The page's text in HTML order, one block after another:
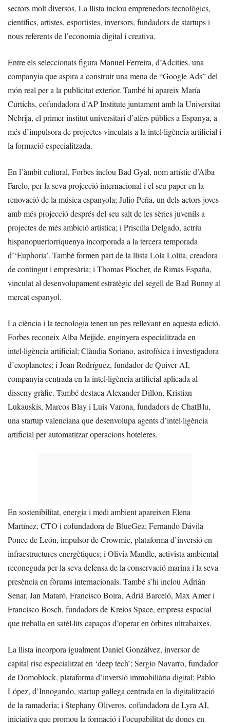
sectors molt diversos. La llista inclou emprenedors tecnològics,
científics, artistes, esportistes, inversors, fundadors de startups i
nous referents de l’economia digital i creativa.
Entre els seleccionats figura Manuel Ferreira, d’Adcities, una
companyia que aspira a construir una mena de “Google Ads” del
món real per a la publicitat exterior. També hi apareix María
Curtichs, cofundadora d’AP Institute juntament amb la Universitat
Nebrija, el primer institut universitari d’afers públics a Espanya, a
més d’impulsora de projectes vinculats a la intel·ligència artificial i
la formació especialitzada.
En l’àmbit cultural, Forbes inclou Bad Gyal, nom artístic d’Alba
Farelo, per la seva projecció internacional i el seu paper en la
renovació de la música espanyola; Julio Peña, un dels actors joves
amb més projecció després del seu salt de les sèries juvenils a
projectes de més ambició artística; i Priscilla Delgado, actriu
hispanopuertorriquenya incorporada a la tercera temporada
d’‘Euphoria’. També formen part de la llista Lola Lolita, creadora
de contingut i empresària; i Thomas Plocher, de Rimas España,
vinculat al desenvolupament estratègic del segell de Bad Bunny al
mercat espanyol.
La ciència i la tecnologia tenen un pes rellevant en aquesta edició.
Forbes reconeix Alba Meijide, enginyera especialitzada en
intel·ligència artificial; Clàudia Soriano, astrofísica i investigadora
d’exoplanetes; i Joan Rodríguez, fundador de Quiver AI,
companyia centrada en la intel·ligència artificial aplicada al
disseny gràfic. També destaca Alexander Dillon, Kristian
Lukauskis, Marcos Blay i Luis Varona, fundadors de ChatBlu,
una startup valenciana que desenvolupa agents d’intel·ligència
artificial per automatitzar operacions hoteleres.
En sostenibilitat, energia i medi ambient apareixen Elena
Martínez, CTO i cofundadora de BlueGea; Fernando Dávila
Ponce de León, impulsor de Crowmie, plataforma d’inversió en
infraestructures energètiques; i Olivia Mandle, activista ambiental
reconeguda per la seva defensa de la conservació marina i la seva
presència en fòrums internacionals. També s’hi inclou Adrián
Senar, Jan Mataró, Francisco Boira, Adriá Barceló, Max Amer i
Francisco Bosch, fundadors de Kreios Space, empresa espacial
que treballa en satèl·lits capaços d’operar en òrbites ultrabaixes.
La llista incorpora igualment Daniel Gonzálvez, inversor de
capital risc especialitzat en ‘deep tech’; Sergio Navarro, fundador
de Domoblock, plataforma d’inversió immobiliària digital; Pablo
López, d’Innogando, startup gallega centrada en la digitalització
de la ramaderia; i Stephany Oliveros, cofundadora de Lyra AI,
iniciativa que promou la formació i l’ocupabilitat de dones en